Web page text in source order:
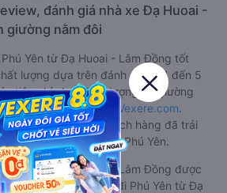
đánh giá nhà xe Đạ Huoai -
giường nằm đôi
Yên từ Đạ Huoai - Lâm Đồng tốt
lượng dựa trên đánh giá từ 1 đến 5
tiêu chí như: Chất lượng xe giường
lượng phục vụ trên
Vexere.com.
trực tiếp bởi các khách hàng đã trải
Huoai - Lâm Đồng đi Phú Yên.
Yên từ Đạ Huoai - Lâm Đồng được
nhất là xe Xuân Hải đi Phú Yên từ Đạ